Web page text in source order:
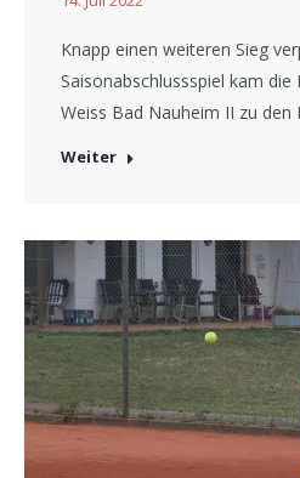
Knapp einen weiteren Sieg
Saisonabschlussspiel kam
Weiss Bad Nauheim II zu
Weiter